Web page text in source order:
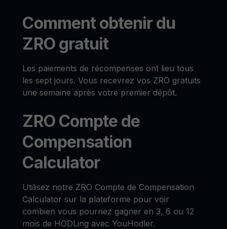
Comment obtenir du
ZRO gratuit
Les paiements de récompenses ont lieu tous
les sept jours. Vous recevrez vos ZRO gratuits
une semaine après votre premier dépôt.
ZRO Compte de
Compensation
Calculator
Utilisez notre ZRO Compte de Compensation
Calculator sur la plateforme pour voir
combien vous pourriez gagner en 3, 6 ou 12
mois de HODLing avec YouHodler.